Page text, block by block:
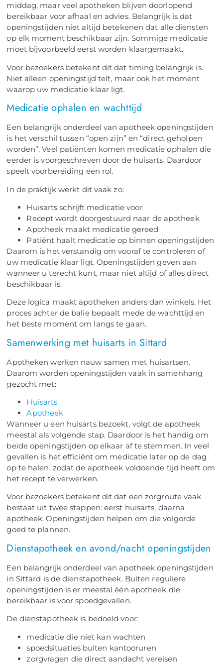
middag, maar veel apotheken blijven doorlopend
bereikbaar voor afhaal en advies. Belangrijk is dat
openingstijden niet altijd betekenen dat alle diensten
op elk moment beschikbaar zijn. Sommige medicatie
moet bijvoorbeeld eerst worden klaargemaakt.
Voor bezoekers betekent dit dat timing belangrijk is.
Niet alleen openingstijd telt, maar ook het moment
waarop uw medicatie klaar ligt.
Medicatie ophalen en wachttijd
Een belangrijk onderdeel van apotheek openingstijden
is het verschil tussen “open zijn” en “direct geholpen
worden”. Veel patiënten komen medicatie ophalen die
eerder is voorgeschreven door de huisarts. Daardoor
speelt voorbereiding een rol.
In de praktijk werkt dit vaak zo:
Huisarts schrijft medicatie voor
Recept wordt doorgestuurd naar de apotheek
Apotheek maakt medicatie gereed
Patiënt haalt medicatie op binnen openingstijden
Daarom is het verstandig om vooraf te controleren of
uw medicatie klaar ligt. Openingstijden geven aan
wanneer u terecht kunt, maar niet altijd of alles direct
beschikbaar is.
Deze logica maakt apotheken anders dan winkels. Het
proces achter de balie bepaalt mede de wachttijd en
het beste moment om langs te gaan.
Samenwerking met huisarts in Sittard
Apotheken werken nauw samen met huisartsen.
Daarom worden openingstijden vaak in samenhang
gezocht met:
Huisarts
Apotheek
Wanneer u een huisarts bezoekt, volgt de apotheek
meestal als volgende stap. Daardoor is het handig om
beide openingstijden op elkaar af te stemmen. In veel
gevallen is het efficiënt om medicatie later op de dag
op te halen, zodat de apotheek voldoende tijd heeft om
het recept te verwerken.
Voor bezoekers betekent dit dat een zorgroute vaak
bestaat uit twee stappen: eerst huisarts, daarna
apotheek. Openingstijden helpen om die volgorde
goed te plannen.
Dienstapotheek en avond/nacht openingstijden
Een belangrijk onderdeel van apotheek openingstijden
in Sittard is de dienstapotheek. Buiten reguliere
openingstijden is er meestal één apotheek die
bereikbaar is voor spoedgevallen.
De dienstapotheek is bedoeld voor:
medicatie die niet kan wachten
spoedsituaties buiten kantooruren
zorgvragen die direct aandacht vereisen